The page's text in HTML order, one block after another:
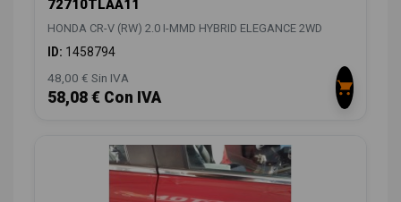
72710TLAA11
HONDA CR-V (RW) 2.0 I-MMD HYBRID ELEGANCE 2WD
ID: 1458794
48,00 € Sin IVA
58,08 € Con IVA